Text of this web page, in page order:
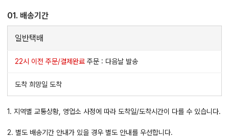
01. 배송기간
일반택배
22시 이전 주문/결제완료 주문 : 다음날 발송
도착 희망일 도착
1. 지역별 교통상황, 영업소 사정에 따라 도착일/도착시간이 다를 수 있습니다.
2. 별도 배송기간 안내가 있을 경우 별도 안내를 우선합니다.